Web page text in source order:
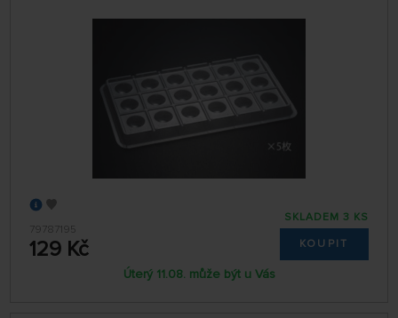
79787195
129 Kč
SKLADEM 3 KS
KOUPIT
Úterý 11.08. může být u Vás